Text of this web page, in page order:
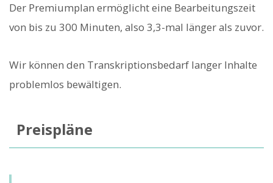
Der Premiumplan ermöglicht eine Bearbeitungszeit
von bis zu 300 Minuten, also 3,3-mal länger als zuvor.
Wir können den Transkriptionsbedarf langer Inhalte
problemlos bewältigen.
Preispläne